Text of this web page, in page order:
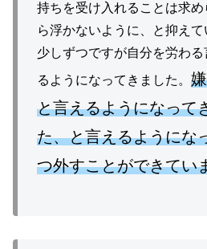
持ちを受け入れることは求
ら浮かないように、と抑えて
少しずつですが自分を労わ
るようになってきました。
と言えるようになって
た、と言えるようにな
つ外すことができてい